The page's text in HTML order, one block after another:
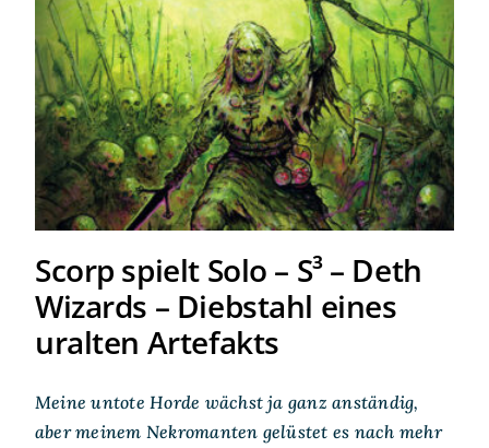
Scorp spielt Solo – S³ – Deth
Wizards – Diebstahl eines
uralten Artefakts
Scorp spielt Solo – S³ – Deth
Wizards – Diebstahl eines
uralten Artefakts
Meine untote Horde wächst ja ganz anständig,
aber meinem Nekromanten gelüstet es nach mehr